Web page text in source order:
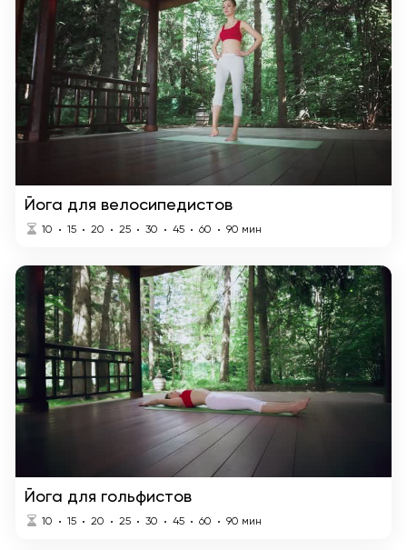
Йога для велосипедистов
10 15 20 25 30 45 60 90 мин
Йога для гольфистов
10 15 20 25 30 45 60 90 мин